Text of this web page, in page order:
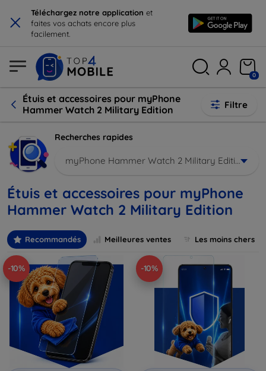
× Téléchargez notre application et
faites vos achats encore plus
facilement.
0
Étuis et accessoires pour myPhone
Hammer Watch 2 Military Edition
Filtre
Recherches rapides
myPhone Hammer Watch 2 Military Edition
Étuis et accessoires pour myPhone
Hammer Watch 2 Military Edition
Recommandés Meilleures ventes Les moins chers
-10% -10%